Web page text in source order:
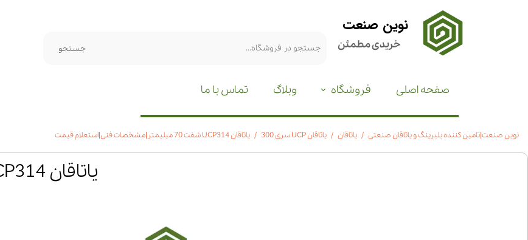
نوین صنعت
خریدی مطمئن جستجو
صفحه اصلی فروشگاه وبلاگ تماس با ما
نوین صنعت|تامین کننده بلبرینگ و یاتاقان صنعتی یاتاقان یاتاقان UCP سری 300 یاتاقان UCP314 شفت 70 میلیمتر|مشخصات فنی|استعلام قیمت